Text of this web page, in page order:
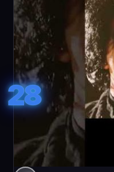
28